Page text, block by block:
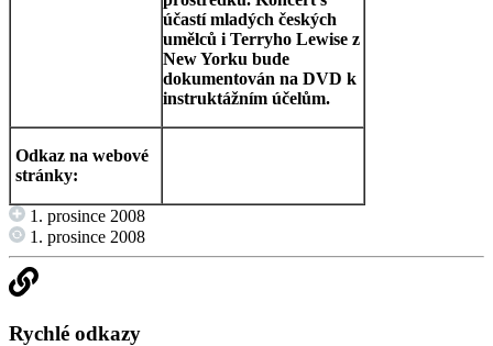
účastí mladých českých
umělců i Terryho Lewise z
New Yorku bude
dokumentován na DVD k
instruktážním účelům.
Odkaz na webové
stránky:
1. prosince 2008
1. prosince 2008
Rychlé odkazy